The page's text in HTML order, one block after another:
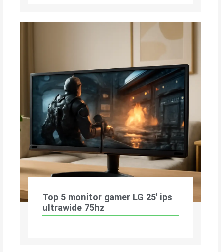
Top 5 monitor gamer LG 25′ ips
ultrawide 75hz